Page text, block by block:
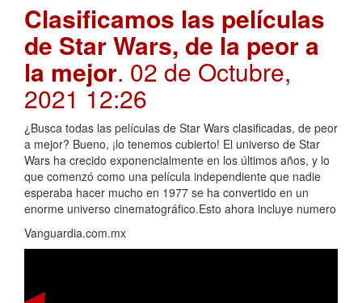
Clasificamos las películas
de Star Wars, de la peor a
la mejor. 02 de Octubre,
2021 12:26
¿Busca todas las películas de Star Wars clasificadas, de peor
a mejor? Bueno, ¡lo tenemos cubierto! El universo de Star
Wars ha crecido exponencialmente en los últimos años, y lo
que comenzó como una película independiente que nadie
esperaba hacer mucho en 1977 se ha convertido en un
enorme universo cinematográfico.Esto ahora incluye numero
Vanguardia.com.mx